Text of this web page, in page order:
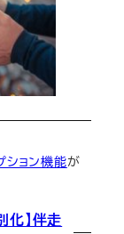
ション機能が
】伴走